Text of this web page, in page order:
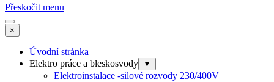
Přeskočit menu
×
Úvodní stránka
Elektro práce a bleskosvody
▼
Elektroinstalace -silové rozvody 230/400V